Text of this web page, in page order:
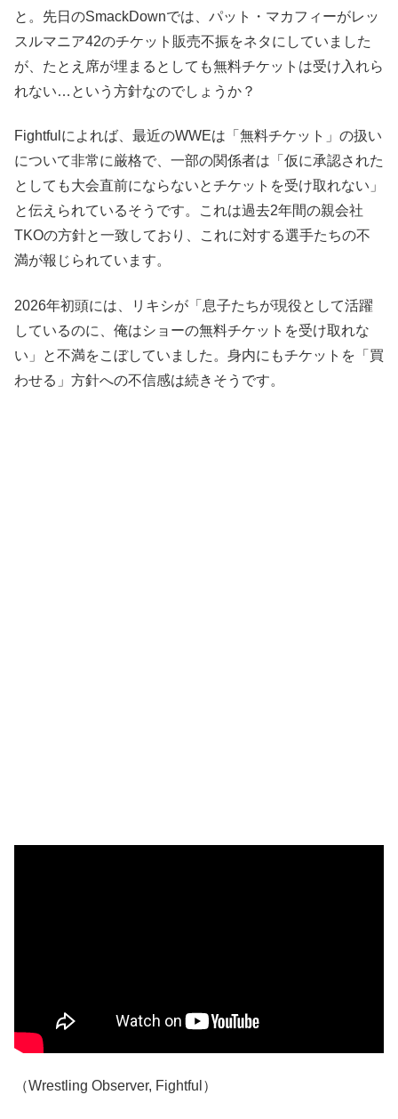
と。先日のSmackDownでは、パット・マカフィーがレッ
スルマニア42のチケット販売不振をネタにしていました
が、たとえ席が埋まるとしても無料チケットは受け入れら
れない…という方針なのでしょうか？
Fightfulによれば、最近のWWEは「無料チケット」の扱い
について非常に厳格で、一部の関係者は「仮に承認された
としても大会直前にならないとチケットを受け取れない」
と伝えられているそうです。これは過去2年間の親会社
TKOの方針と一致しており、これに対する選手たちの不
満が報じられています。
2026年初頭には、リキシが「息子たちが現役として活躍
しているのに、俺はショーの無料チケットを受け取れな
い」と不満をこぼしていました。身内にもチケットを「買
わせる」方針への不信感は続きそうです。
（Wrestling Observer, Fightful）